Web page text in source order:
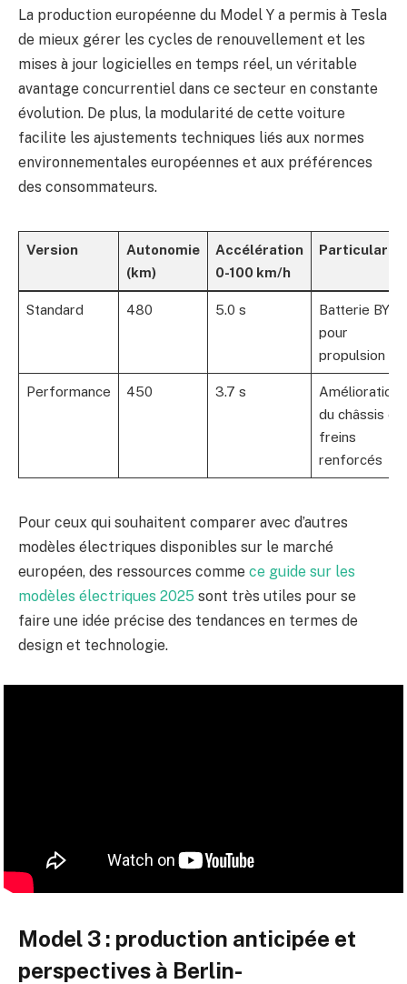
La production européenne du Model Y a permis à Tesla
de mieux gérer les cycles de renouvellement et les
mises à jour logicielles en temps réel, un véritable
avantage concurrentiel dans ce secteur en constante
évolution. De plus, la modularité de cette voiture
facilite les ajustements techniques liés aux normes
environnementales européennes et aux préférences
des consommateurs.
Version
Autonomie
(km)
Accélération
0-100 km/h
Standard 480 5.0 s
Batterie BYD
pour
propulsion
Performance 450 3.7 s
Amélioration
du châssis et
freins
renforcés
Pour ceux qui souhaitent comparer avec d’autres
modèles électriques disponibles sur le marché
européen, des ressources comme ce guide sur les
modèles électriques 2025 sont très utiles pour se
faire une idée précise des tendances en termes de
design et technologie.
Model 3 : production anticipée et
perspectives à Berlin-